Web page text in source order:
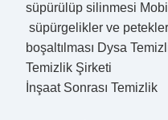
süpürülüp silinmesi
süpürgelikler ve
boşaltılması Dysa
İnşaat